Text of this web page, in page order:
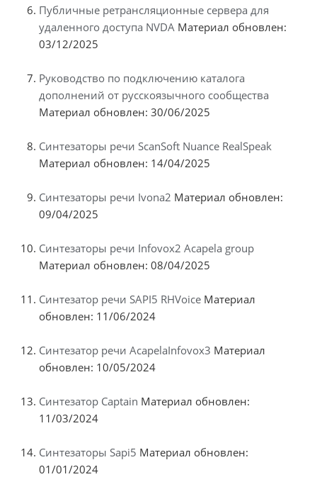
Публичные ретрансляционные сервера для
удаленного доступа NVDA Материал обновлен:
03/12/2025
Руководство по подключению каталога
дополнений от русскоязычного сообщества
Материал обновлен: 30/06/2025
Синтезаторы речи ScanSoft Nuance RealSpeak
Материал обновлен: 14/04/2025
Синтезаторы речи Ivona2 Материал обновлен:
09/04/2025
Синтезаторы речи Infovox2 Acapela group
Материал обновлен: 08/04/2025
Синтезатор речи SAPI5 RHVoice Материал
обновлен: 11/06/2024
Синтезатор речи AcapelaInfovox3 Материал
обновлен: 10/05/2024
Синтезатор Captain Материал обновлен:
11/03/2024
Синтезаторы Sapi5 Материал обновлен:
01/01/2024